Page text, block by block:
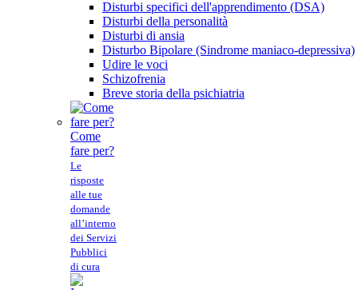
Disturbi specifici dell'apprendimento (DSA)
Disturbi della personalità
Disturbi di ansia
Disturbo Bipolare (Sindrome maniaco-depressiva)
Udire le voci
Schizofrenia
Breve storia della psichiatria
Come
fare per?
Le
risposte
alle tue
domande
all’interno
dei Servizi
Pubblici
di cura